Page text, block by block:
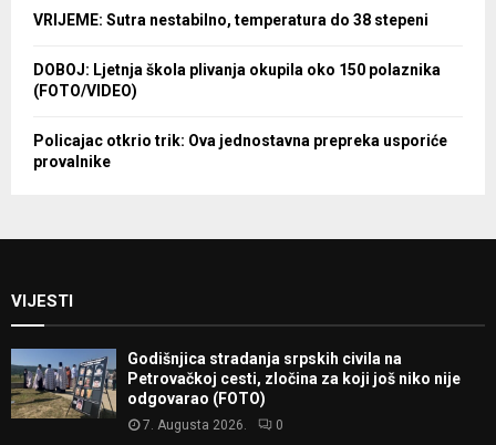
VRIJEME: Sutra nestabilno, temperatura do 38 stepeni
DOBOJ: Ljetnja škola plivanja okupila oko 150 polaznika
(FOTO/VIDEO)
Policajac otkrio trik: Ova jednostavna prepreka usporiće
provalnike
VIJESTI
Godišnjica stradanja srpskih civila na
Petrovačkoj cesti, zločina za koji još niko nije
odgovarao (FOTO)
7. Augusta 2026. 0